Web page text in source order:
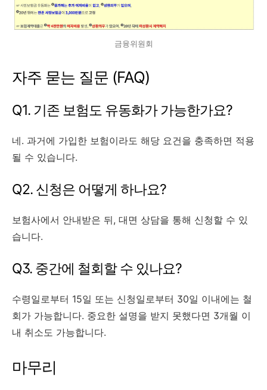
금융위원회
자주 묻는 질문 (FAQ)
Q1. 기존 보험도 유동화가 가능한가요?
네. 과거에 가입한 보험이라도 해당 요건을 충족하면 적용
될 수 있습니다.
Q2. 신청은 어떻게 하나요?
보험사에서 안내받은 뒤, 대면 상담을 통해 신청할 수 있
습니다.
Q3. 중간에 철회할 수 있나요?
수령일로부터 15일 또는 신청일로부터 30일 이내에는 철
회가 가능합니다. 중요한 설명을 받지 못했다면 3개월 이
내 취소도 가능합니다.
마무리